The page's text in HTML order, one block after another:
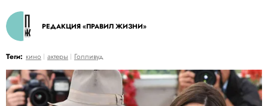
РЕДАКЦИЯ «ПРАВИЛ ЖИЗНИ»
Теги: кино актеры Голливуд